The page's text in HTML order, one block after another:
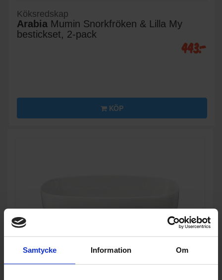
Samtycke Information Om
Köksredskap
Arabia Mumin Snorkfröken & Lilla My
bestickset, 2-pack
443:-
KÖP